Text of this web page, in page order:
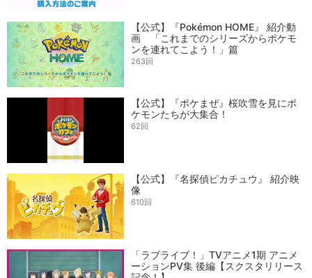
【公式】『Pokémon HOME』 紹介動
画 「これまでのシリーズからポケモ
ンを連れてこよう！」篇
263回
【公式】『ポケまぜ』桜吹雪を見にポ
ケモンたちが大集合！
62回
【公式】『名探偵ピカチュウ』 紹介映
像
610回
「ラブライブ！」TVアニメ1期 アニメ
ーションPV集 後編【スクスタリリース